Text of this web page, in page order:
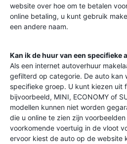
website over hoe om te betalen
online betaling, u kunt gebruik
een andere naam.
Kan ik de huur van een specifieke
Als een internet autoverhuur
gefilterd op categorie. De auto kan
specifieke groep. U kunt kiezen uit
bijvoorbeeld, MINI, ECONOMY of
modellen kunnen niet worden
die u online te zien zijn
voorkomende voertuig in de vloot
ervoor kiest de auto op de website